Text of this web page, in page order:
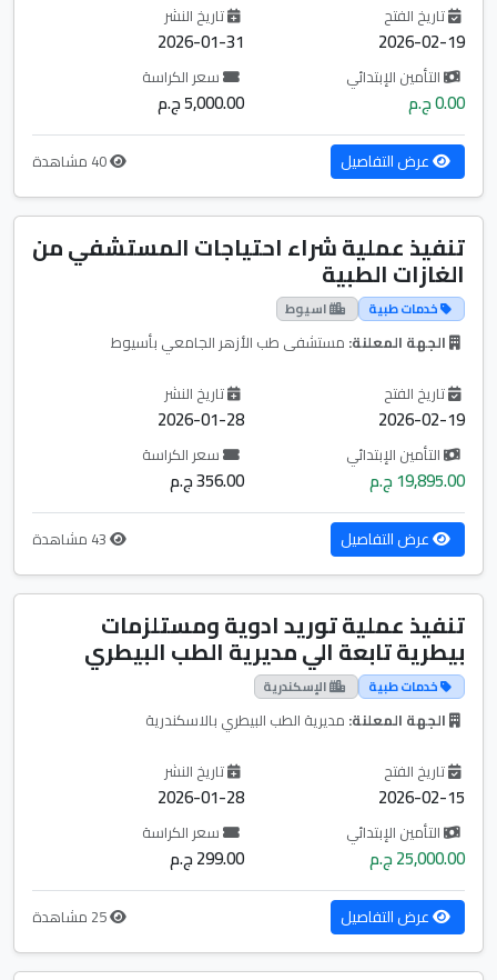
تاريخ الفتح
2026-02-19
تاريخ النشر
2026-01-31
التأمين الإبتدائي
0.00 ج.م
سعر الكراسة
5,000.00 ج.م
عرض التفاصيل
تنفيذ عملية شراء احتياجات المستشفي من
الغازات الطبية
خدمات طبية اسيوط
الجهة المعلنة: مستشفى طب الأزهر الجامعي بأسيوط
تاريخ الفتح
2026-02-19
تاريخ النشر
2026-01-28
التأمين الإبتدائي
19,895.00 ج.م
سعر الكراسة
356.00 ج.م
عرض التفاصيل
تنفيذ عملية توريد ادوية ومستلزمات
بيطرية تابعة الي مديرية الطب البيطري
خدمات طبية الإسكندرية
الجهة المعلنة: مديرية الطب البيطري بالاسكندرية
تاريخ الفتح
2026-02-15
تاريخ النشر
2026-01-28
التأمين الإبتدائي
25,000.00 ج.م
سعر الكراسة
299.00 ج.م
عرض التفاصيل